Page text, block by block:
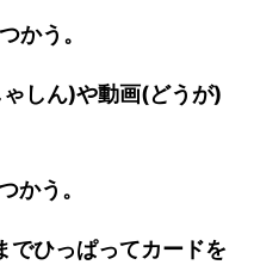
かう。
しん)や動画(どうが)
かう。
でひっぱってカードを